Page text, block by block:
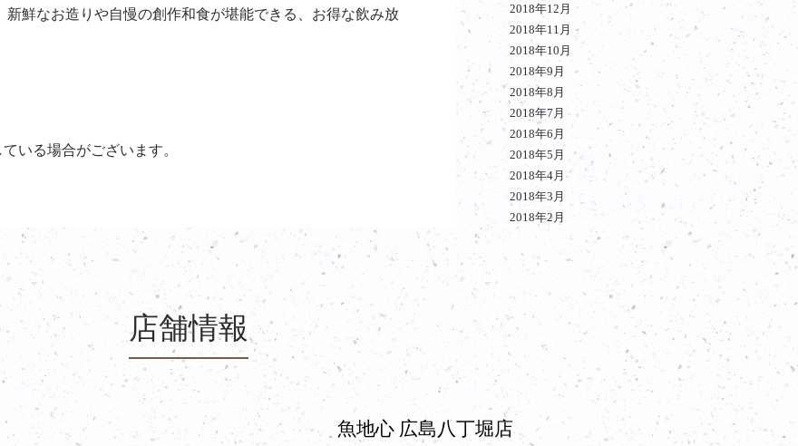
鮮なお造りや自慢の創作和食が堪能できる、お得な飲み放
いる場合がございます。
2018年12月
2018年11月
2018年10月
2018年9月
2018年8月
2018年7月
2018年6月
2018年5月
2018年4月
2018年3月
2018年2月
店舗情報
魚地心 広島八丁堀店